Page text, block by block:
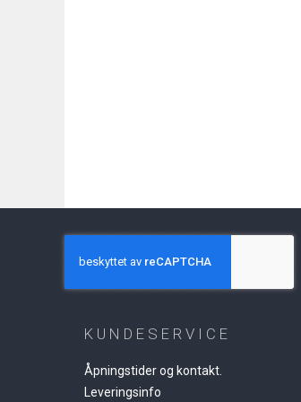
KUNDESERVICE
Åpningstider og kontakt.
Leveringsinfo